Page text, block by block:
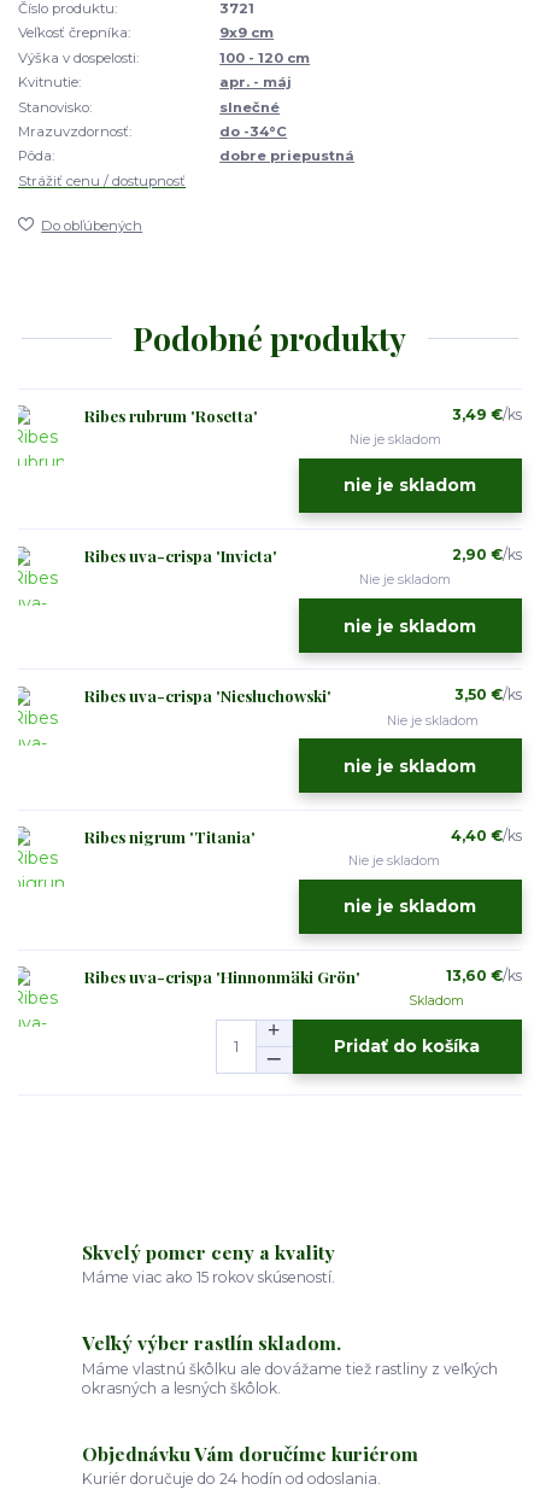
Číslo produktu:
3721
Veľkosť črepníka:
9x9 cm
Výška v dospelosti:
100 - 120 cm
Kvitnutie:
apr. - máj
Stanovisko:
slnečné
Mrazuvzdornosť:
do -34°C
Pôda:
dobre priepustná
Strážiť cenu / dostupnosť
Do obľúbených
Podobné produkty
Ribes rubrum 'Rosetta' 3,49 €/ks
Nie je skladom
nie je skladom
Ribes uva-crispa 'Invicta' 2,90 €/ks
Nie je skladom
nie je skladom
Ribes uva-crispa 'Niesłuchowski' 3,50 €/ks
Nie je skladom
nie je skladom
Ribes nigrum 'Titania' 4,40 €/ks
Nie je skladom
nie je skladom
Ribes uva-crispa 'Hinnonmäki Grön' 13,60 €/ks
Skladom
Pridať do košíka
Skvelý pomer ceny a kvality
Máme viac ako 15 rokov skúseností.
Veľký výber rastlín skladom.
Máme vlastnú škôlku ale dovážame tiež rastliny z veľkých
okrasných a lesných škôlok.
Objednávku Vám doručíme kuriérom
Kuriér doručuje do 24 hodín od odoslania.